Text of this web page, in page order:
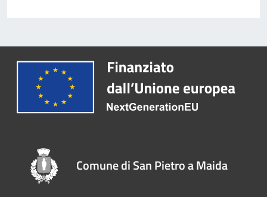
Comune di San Pietro a Maida